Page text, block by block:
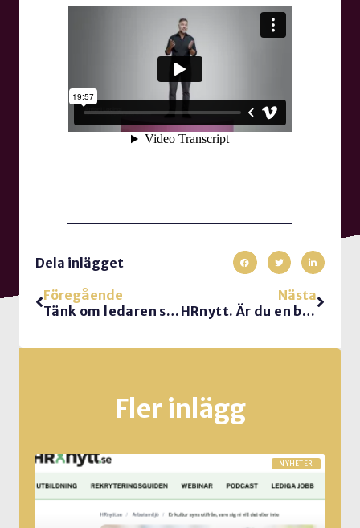
Dela inlägget
Föregående
Tänk om ledaren säger ”Du är kass – och det är ok”
Nästa
HRnytt. Är du en bra vän?
Fler inlägg
NYHETER